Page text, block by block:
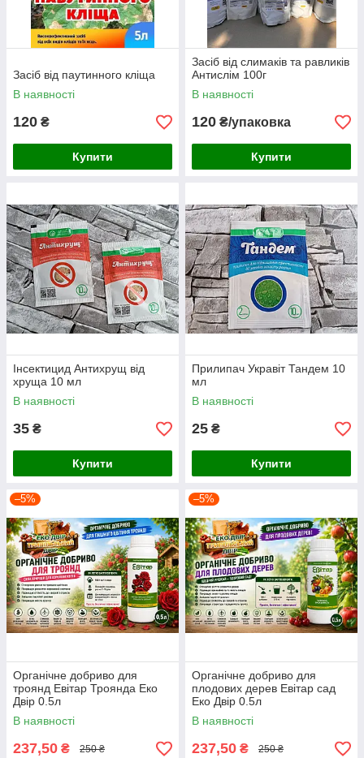
Засіб від паутинного кліща
В наявності
120 ₴
Купити
Засіб від слимаків та равликів
Антислім 100г
В наявності
120 ₴/упаковка
Купити
Інсектицид Антихрущ від
хруща 10 мл
В наявності
35 ₴
Купити
Прилипач Укравіт Тандем 10
мл
В наявності
25 ₴
Купити
–5%
Органічне добриво для
троянд Евітар Троянда Еко
Двір 0.5л
В наявності
237,50 ₴ 250 ₴
–5%
Органічне добриво для
плодових дерев Евітар сад
Еко Двір 0.5л
В наявності
237,50 ₴ 250 ₴